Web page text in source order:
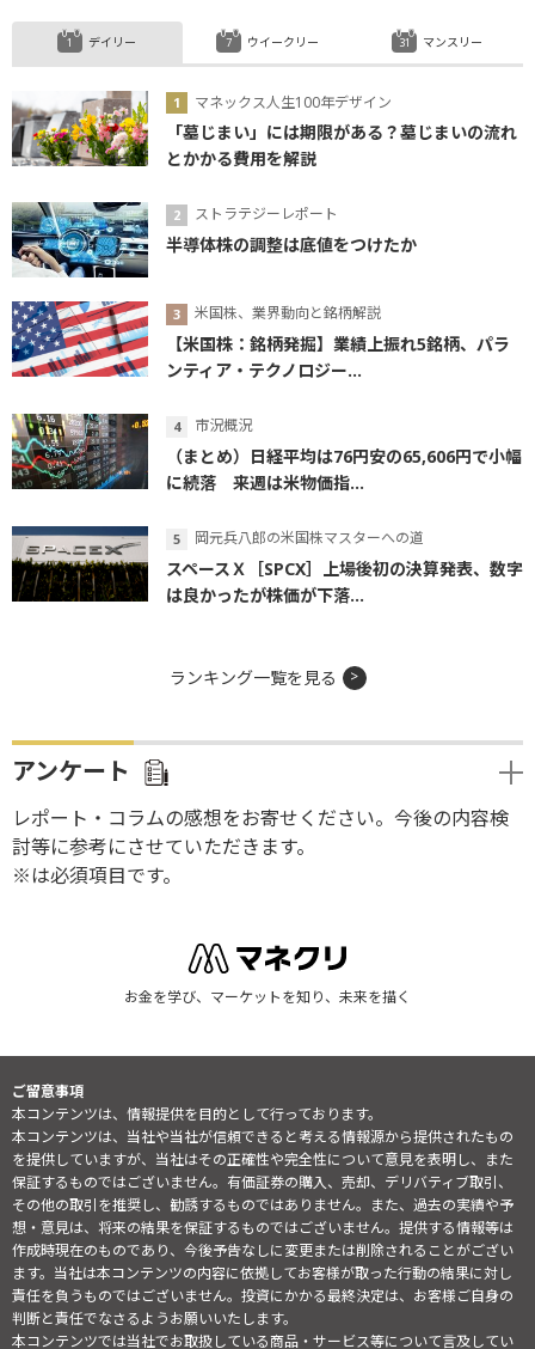
デイリー
マネックス人生100年デザイン
「墓じまい」には期限がある？墓じまいの流れ
とかかる費用を解説
ストラテジーレポート
半導体株の調整は底値をつけたか
米国株、業界動向と銘柄解説
【米国株：銘柄発掘】業績上振れ5銘柄、パラ
ンティア・テクノロジー...
市況概況
（まとめ）日経平均は76円安の65,606円で小幅
に続落 来週は米物価指...
岡元兵八郎の米国株マスターへの道
スペースＸ［SPCX］上場後初の決算発表、数字
は良かったが株価が下落...
ウイークリー マンスリー
ランキング一覧を見る
アンケート
レポート・コラムの感想をお寄せください。今後の内容検
討等に参考にさせていただきます。
※は必須項目です。
お金を学び、マーケットを知り、未来を描く
ご留意事項
本コンテンツは、情報提供を目的として行っております。
本コンテンツは、当社や当社が信頼できると考える情報源から提供されたもの
を提供していますが、当社はその正確性や完全性について意見を表明し、また
保証するものではございません。有価証券の購入、売却、デリバティブ取引、
その他の取引を推奨し、勧誘するものではありません。また、過去の実績や予
想・意見は、将来の結果を保証するものではございません。提供する情報等は
作成時現在のものであり、今後予告なしに変更または削除されることがござい
ます。当社は本コンテンツの内容に依拠してお客様が取った行動の結果に対し
責任を負うものではございません。投資にかかる最終決定は、お客様ご自身の
判断と責任でなさるようお願いいたします。
本コンテンツでは当社でお取扱している商品・サービス等について言及してい